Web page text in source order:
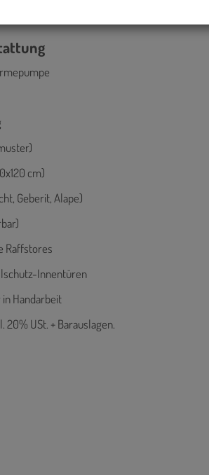
cm)
Geberit, Alape)
Raffstores
Innentüren
Handarbeit
USt. + Barauslagen.